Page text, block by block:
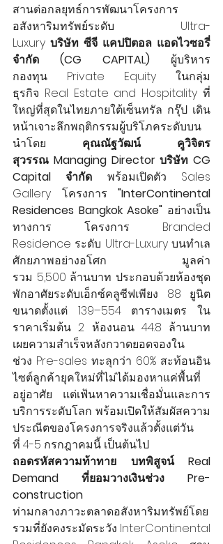
สานต่อกลยุทธ์การพัฒนาโครงการ
อสังหาริมทรัพย์ระดับ Ultra-
Luxury บริษัท ซีจี แคปปิตอล แอดไวซอรี่
จำกัด (CG CAPITAL) ผู้บริหาร
กองทุน Private Equity ในกลุ่ม
ธุรกิจ Real Estate and Hospitality ที่
ใหญ่ที่สุดในไทยภายใต้เซ็นทรัล กรุ๊ป เดิน
หน้าเจาะลึกพฤติกรรมผู้บริโภคระดับบน
นำโดย คุณณัฐวัฒน์ คูวิจิตร
สุวรรณ Managing Director บริษัท CG
Capital จำกัด พร้อมเปิดตัว Sales
Gallery โครงการ "InterContinental
Residences Bangkok Asoke" อย่างเป็น
ทางการ
โครงการ Branded
Residence ระดับ Ultra-Luxury บนทำเล
ศักยภาพอย่างอโศก มูลค่า
รวม 5,500 ล้านบาท ประกอบด้วยห้องชุด
พักอาศัยระดับเอ็กซ์คลูซีฟเพียง 88 ยูนิต
ขนาดตั้งแต่ 139–554 ตารางเมตร ใน
ราคาเริ่มต้น 2 ห้องนอน 44.8 ล้านบาท
เผยความสำเร็จหลังกวาดยอดจองใน
ช่วง Pre-sales ทะลุกว่า 60% สะท้อนอิน
ไซต์ลูกค้ายุคใหม่ที่ไม่ได้มองหาแค่พื้นที่
อยู่อาศัย แต่เฟ้นหาความเชื่อมั่นและการ
บริการระดับโลก พร้อมเปิดให้สัมผัสความ
ประณีตของโครงการจริงแล้วตั้งแต่วัน
ที่ 4-5 กรกฎาคมนี้ เป็นต้นไป
ถอดรหัสความท้าทาย บทพิสูจน์ Real
Demand ที่ยอมวางเงินช่วง Pre-
construction
ท่ามกลางภาวะตลาดอสังหาริมทรัพย์โดย
รวมที่ยังคงระมัดระวัง InterContinental